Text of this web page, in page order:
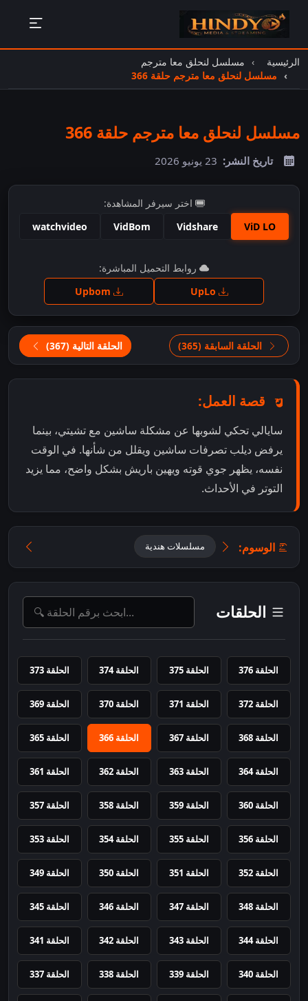
الرئيسية
مسلسل لنحلق معا مترجم
مسلسل لنحلق معا مترجم حلقة 366
مسلسل لنحلق معا مترجم حلقة 366
تاريخ النشر: 23 يونيو 2026
اختر سيرفر المشاهدة:
ViD LO
Vidshare
VidBom
watchvideo
اضغط للمشاهدة
روابط التحميل المباشرة:
الحلقة السابقة (365) الحلقة التالية (367)
قصة العمل:
سايالي تحكي لشوبها عن مشكلة ساشين مع تشيتي، بينما
يرفض ديلب تصرفات ساشين ويقلل من شأنها. في الوقت
نفسه، يظهر جوي قوته ويهين باريش بشكل واضح، مما يزيد
التوتر في الأحداث.
الوسوم: مسلسلات هندية
الحلقات
الحلقة 376 الحلقة 375 الحلقة 374 الحلقة 373
الحلقة 372 الحلقة 371 الحلقة 370 الحلقة 369
الحلقة 368 الحلقة 367 الحلقة 366 الحلقة 365
الحلقة 364 الحلقة 363 الحلقة 362 الحلقة 361
الحلقة 360 الحلقة 359 الحلقة 358 الحلقة 357
الحلقة 356 الحلقة 355 الحلقة 354 الحلقة 353
الحلقة 352 الحلقة 351 الحلقة 350 الحلقة 349
الحلقة 348 الحلقة 347 الحلقة 346 الحلقة 345
الحلقة 344 الحلقة 343 الحلقة 342 الحلقة 341
الحلقة 340 الحلقة 339 الحلقة 338 الحلقة 337